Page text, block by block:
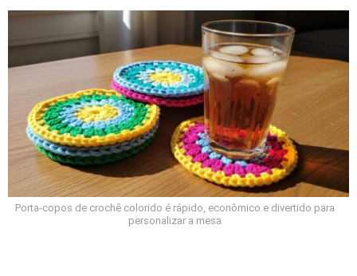
Porta-copos de crochê colorido é rápido, econômico e divertido para
personalizar a mesa